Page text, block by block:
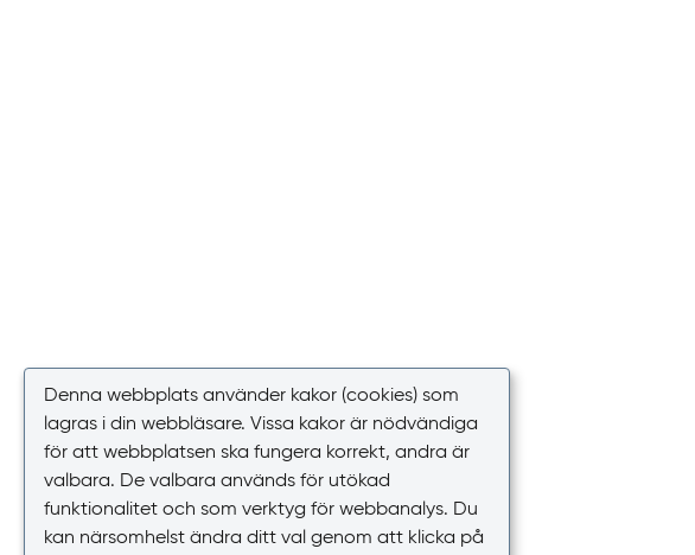
Denna webbplats använder kakor (cookies) som
lagras i din webbläsare. Vissa kakor är nödvändiga
för att webbplatsen ska fungera korrekt, andra är
valbara. De valbara används för utökad
funktionalitet och som verktyg för webbanalys. Du
kan närsomhelst ändra ditt val genom att klicka på